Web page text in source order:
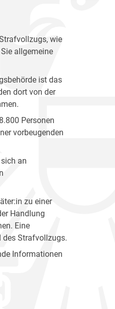
wie
allgemeine
ist das
dort von der
Personen
vorbeugenden
an
zu einer
Handlung
Eine
des Strafvollzugs.
Informationen